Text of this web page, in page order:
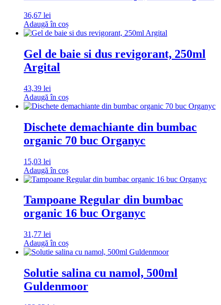
36,67 lei
Adaugă în coș
Gel de baie si dus revigorant, 250ml
Argital
43,39 lei
Adaugă în coș
Dischete demachiante din bumbac
organic 70 buc Organyc
15,03 lei
Adaugă în coș
Tampoane Regular din bumbac
organic 16 buc Organyc
31,77 lei
Adaugă în coș
Solutie salina cu namol, 500ml
Guldenmoor